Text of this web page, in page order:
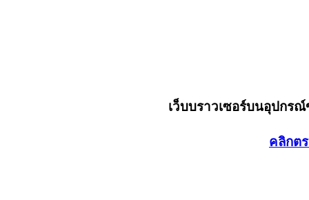
เว็บบราวเซอร์บนอุปกร
คลิกต